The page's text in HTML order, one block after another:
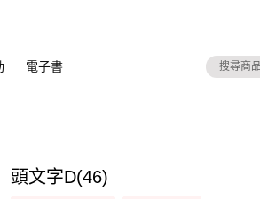
電子書
頭文字D(46)